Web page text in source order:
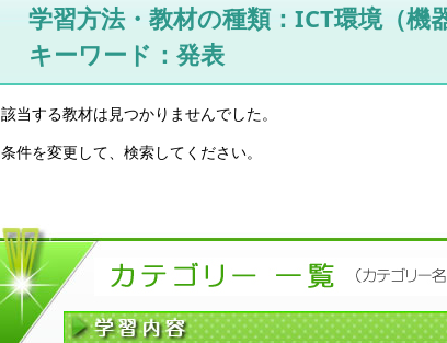
学習方法・教材の種類：ICT環境（機
キーワード：発表
該当する教材は見つかりませんでした。
条件を変更して、検索してください。